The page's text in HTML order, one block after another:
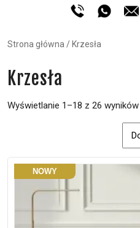
Strona główna / Krzesła
Krzesła
Wyświetlanie 1–18 z 26 wyników
NOWY